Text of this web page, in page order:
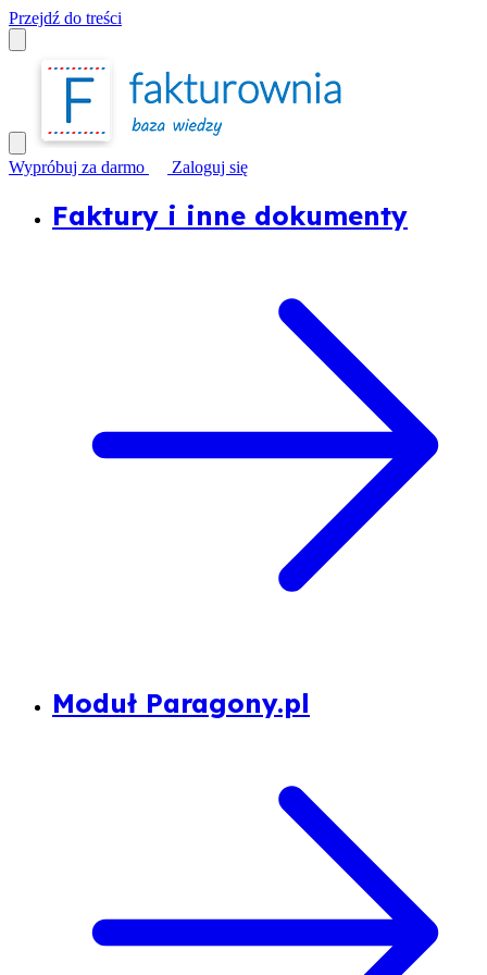
Przejdź do treści
Wypróbuj za darmo Zaloguj się
Faktury i inne dokumenty
Moduł Paragony.pl